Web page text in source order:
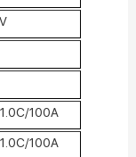
1.0C/100A
1.0C/100A